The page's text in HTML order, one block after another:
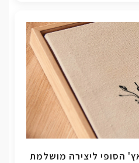
הסופי ליצירה מושלמת